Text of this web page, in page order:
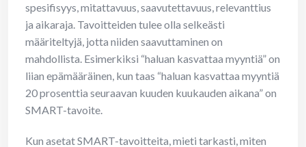
spesifisyys, mitattavuus, saavutettavuus, relevanttius
ja aikaraja. Tavoitteiden tulee olla selkeästi
määriteltyjä, jotta niiden saavuttaminen on
mahdollista. Esimerkiksi “haluan kasvattaa myyntiä” on
liian epämääräinen, kun taas “haluan kasvattaa myyntiä
20 prosenttia seuraavan kuuden kuukauden aikana” on
SMART-tavoite.
Kun asetat SMART-tavoitteita, mieti tarkasti, miten